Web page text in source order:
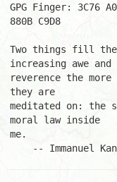
GPG Finger: 3C76
880B C9D8
Two things fill the
increasing awe and
reverence the
they are
meditated on: the
moral law inside
me.
-- Immanuel